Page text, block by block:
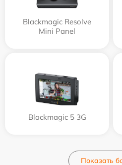
Blackmagic Resolve
Mini Panel
Blackmagic 5 3G
Показать